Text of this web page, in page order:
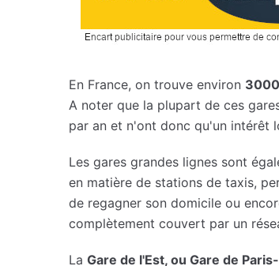
En France, on trouve environ
A noter que la plupart de ces
par an et n'ont donc qu'un intérêt
Les gares grandes lignes sont
en matière de stations de taxis,
de regagner son domicile ou
complètement couvert par un
La Gare de l'Est, ou Gare de